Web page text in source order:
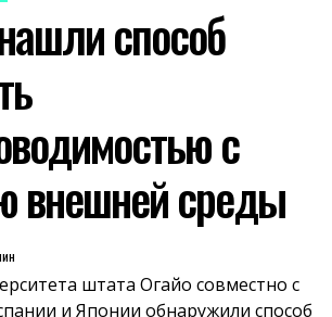
способ
с
внешней среды
штата Огайо совместно с
и Японии обнаружили способ